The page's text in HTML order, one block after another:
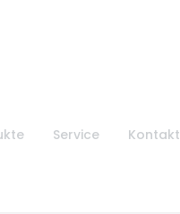
Service Kontakt